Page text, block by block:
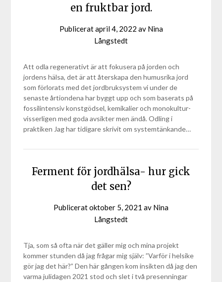
en fruktbar jord.
Publiceratapril 4, 2022 av Nina
Långstedt
Att odla regenerativt är att fokusera på jorden och
jordens hälsa, det är att återskapa den humusrika jord
som förlorats med det jordbruksystem vi under de
senaste årtiondena har byggt upp och som baserats på
fossilintensiv konstgödsel, kemikalier och monokultur-
visserligen med goda avsikter men ändå. Odling i
praktiken Jag har tidigare skrivit om systemtänkande…
Ferment för jordhälsa- hur gick
det sen?
Publiceratoktober 5, 2021 av Nina
Långstedt
Tja, som så ofta när det gäller mig och mina projekt
kommer stunden då jag frågar mig själv: ”Varför i helsike
gör jag det här?” Den här gången kom insikten då jag den
varma julidagen 2021 stod och slet i två presenningar